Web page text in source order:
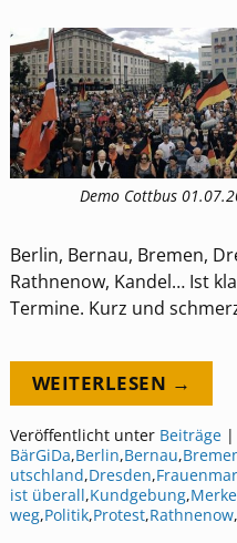
Demo Cottbus
Berlin, Bernau, Bremen,
Rathnenow, Kandel… Ist
Termine. Kurz und
WEITERLESEN →
Veröffentlicht unter Beiträge|
BärGiDa,Berlin,Bernau,
utschland,Dresden,
ist überall,Kundgebung,
weg,Politik,Protest,Rathnenow,